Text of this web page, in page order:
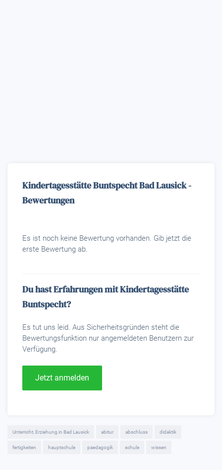
Kindertagesstätte Buntspecht Bad Lausick -
Bewertungen
Es ist noch keine Bewertung vorhanden. Gib jetzt die
erste Bewertung ab.
Du hast Erfahrungen mit Kindertagesstätte
Buntspecht?
Es tut uns leid. Aus Sicherheitsgründen steht die
Bewertungsfunktion nur angemeldeten Benutzern zur
Verfügung.
Jetzt anmelden
Unterricht, Erziehung in Bad Lausick abitur abschluss didaktik
fertigkeiten hauptschule paedagogik schule wissen